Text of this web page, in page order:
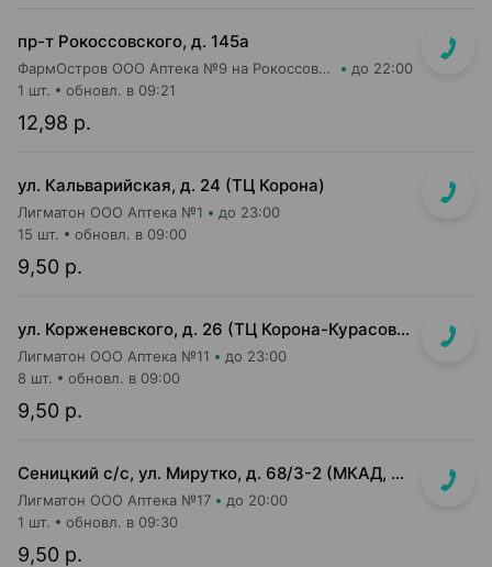
пр-т Рокоссовского, д. 145а
ФармОстров ООО Аптека №9 на Рокоссовского до 22:00
12,98 р.
1 шт. обновл. в 09:21
ул. Кальварийская, д. 24 (ТЦ Корона)
Лигматон ООО Аптека №1 до 23:00
9,50 р.
15 шт. обновл. в 09:00
ул. Корженевского, д. 26 (ТЦ Корона-Курасовщина)
Лигматон ООО Аптека №11 до 23:00
9,50 р.
8 шт. обновл. в 09:00
Сеницкий с/с, ул. Мирутко, д. 68/3-2 (МКАД, 22 км, около магазина Мастак)
Лигматон ООО Аптека №17 до 20:00
9,50 р.
1 шт. обновл. в 09:30